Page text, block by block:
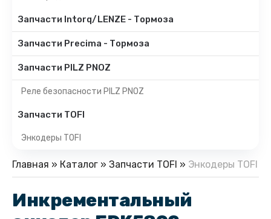
Запчасти Intorq/LENZE - Тормоза
Запчасти Precima - Тормоза
Запчасти PILZ PNOZ
Реле безопасности PILZ PNOZ
Запчасти TOFI
Энкодеры TOFI
Главная » Каталог » Запчасти TOFI » Энкодеры TOFI
Инкрементальный